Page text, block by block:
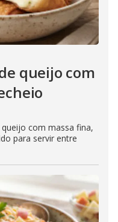
queijo com
com massa fina,
para servir entre